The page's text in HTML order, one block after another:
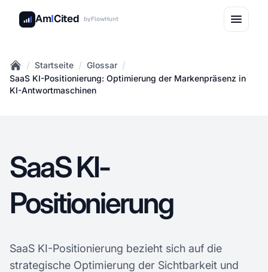
AmICited byFlowHunt
Home
/ Startseite / Glossar /
SaaS KI-Positionierung: Optimierung der Markenpräsenz in
KI-Antwortmaschinen
SaaS KI-
Positionierung
SaaS KI-Positionierung bezieht sich auf die
strategische Optimierung der Sichtbarkeit und